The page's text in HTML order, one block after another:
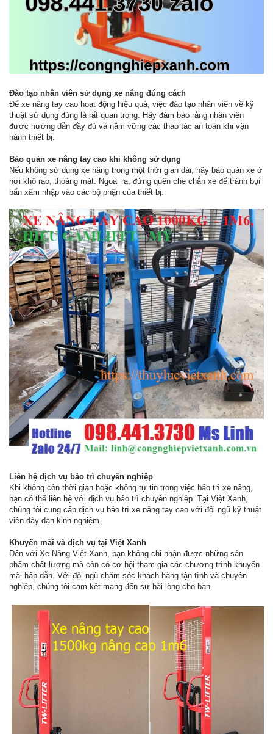
Đào tạo nhân viên sử dụng xe nâng đúng cách
Để xe nâng tay cao hoạt động hiệu quả, việc đào tạo nhân viên về kỹ
thuật sử dụng đúng là rất quan trọng. Hãy đảm bảo rằng nhân viên
được hướng dẫn đầy đủ và nắm vững các thao tác an toàn khi vận
hành thiết bị.
Bảo quản xe nâng tay cao khi không sử dụng
Nếu không sử dụng xe nâng trong một thời gian dài, hãy bảo quản xe ở
nơi khô ráo, thoáng mát. Ngoài ra, đừng quên che chắn xe để tránh bụi
bẩn xâm nhập vào các bộ phận của thiết bị.
Liên hệ dịch vụ bảo trì chuyên nghiệp
Khi không còn thời gian hoặc không tự tin trong việc bảo trì xe nâng,
bạn có thể liên hệ với dịch vụ bảo trì chuyên nghiệp. Tại Việt Xanh,
chúng tôi cung cấp dịch vụ bảo trì xe nâng tay cao với đội ngũ kỹ thuật
viên dày dạn kinh nghiệm.
Khuyến mãi và dịch vụ tại Việt Xanh
Đến với Xe Nâng Việt Xanh, bạn không chỉ nhận được những sản
phẩm chất lượng mà còn có cơ hội tham gia các chương trình khuyến
mãi hấp dẫn. Với đội ngũ chăm sóc khách hàng tận tình và chuyên
nghiệp, chúng tôi cam kết mang đến sự hài lòng cho bạn.